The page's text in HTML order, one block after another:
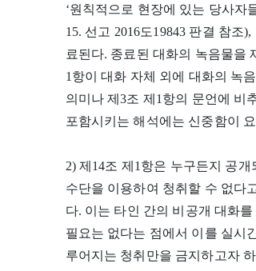
‘원칙적으로 현장에 있는 당사자
15. 선고 2016도19843 판결 참
료된다. 종료된 대화의 녹음물을
1항이 대화 자체 외에 대화의 녹
의미나 제3조 제1항의 문언에 비
포함시키는 해석에는 신중함이
2) 제14조 제1항은 누구든지 공
수단을 이용하여 청취할 수 없다
다. 이는 타인 간의 비공개 대화
필요는 없다는 점에서 이를 실시
루어지는 청취만을 금지하고자